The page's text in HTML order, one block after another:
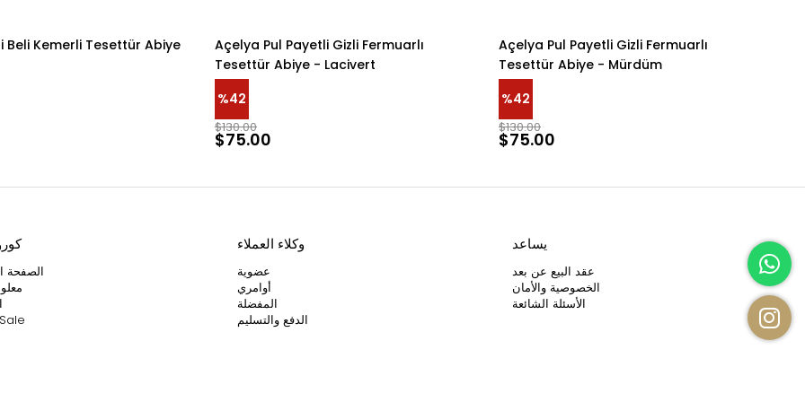
Beli Kemerli Tesettür Abiye
Açelya Pul Payetli Gizli Fermuarlı
Tesettür Abiye - Lacivert
%42
$75.00
$130.00
Açelya Pul Payetli Gizli Fermuarlı
Tesettür Abiye - Mürdüm
%42
$75.00
$130.00
الصفحة
وكلاء العملاء
عضوية
أوامري
المفضلة
الدفع والتسليم
يساعد
عقد البيع عن بعد
الخصوصية والأمان
الأسئلة الشائعة